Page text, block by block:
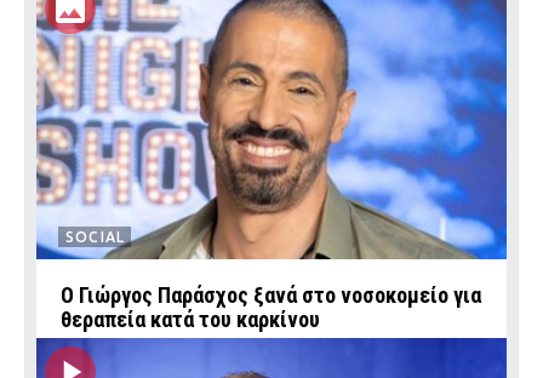
SOCIAL
O Γιώργος Παράσχος ξανά στο νοσοκομείο για
θεραπεία κατά του καρκίνου